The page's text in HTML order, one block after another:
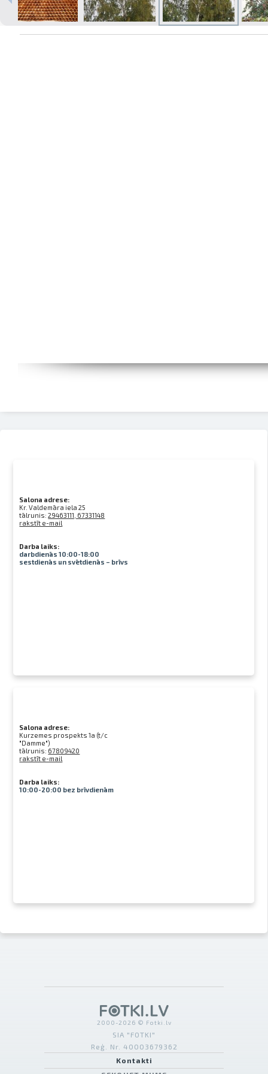
Izdrukas 1h laikā Rīgā – pasūtiet
Salona adrese:
Kr. Valdemāra iela 25
tālrunis:29463111, 67331148
rakstīt e-mail
Darba laiks:
darbdienās 10:00-18:00
sestdienās un svētdienās – brīvs
Salona adrese:
Kurzemes prospekts 1a (t/c
"Damme")
tālrunis: 67809420
rakstīt e-mail
Darba laiks:
10:00-20:00 bez brīvdienām
2000-2026 © Fotki.lv
SIA "FOTKI"
Reģ. Nr. 40003679362
Kontakti